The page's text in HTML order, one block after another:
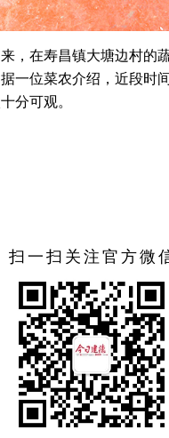
，在寿昌镇大塘边村的
一位菜农介绍，近段时
分可观。
扫一扫关注官方微